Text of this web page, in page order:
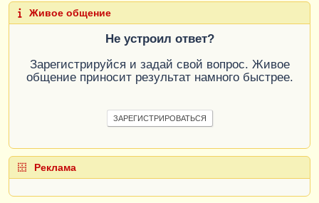
Живое общение
Не устроил ответ?
Зарегистрируйся и задай свой вопрос. Живое
общение приносит результат намного быстрее.
ЗАРЕГИСТРИРОВАТЬСЯ
Реклама